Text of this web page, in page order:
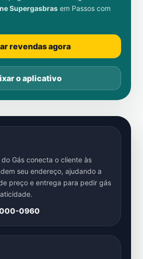
Supergasbras em Passos com
revendas agora
o aplicativo
Gás conecta o cliente às
seu endereço, ajudando a
preço e entrega para pedir gás
0960